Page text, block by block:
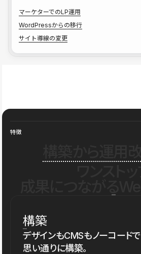
マーケターでのLP運用
WordPressからの移行
サイト導線の変更
特徴
構築
デザインもCMSもノーコードで
思い通りに構築。